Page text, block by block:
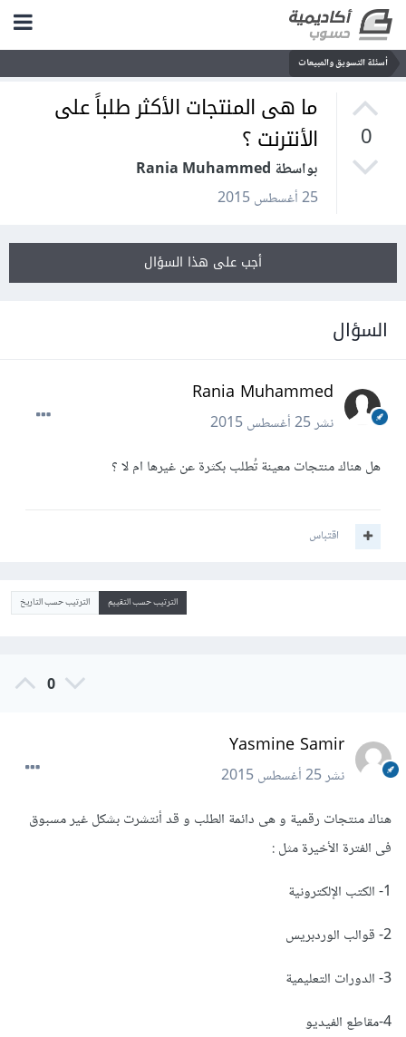
أسئلة التسويق والمبيعات
0
ما هى المنتجات الأكثر طلباً على
الأنترنت ؟
بواسطة Rania Muhammed
25 أغسطس 2015
أجب على هذا السؤال
السؤال
Rania Muhammed
نشر25 أغسطس 2015
هل هناك منتجات معينة تُطلب بكثرة عن غيرها ام لا ؟
اقتباس
الترتيب حسب التقييم الترتيب حسب التاريخ
0
Yasmine Samir
نشر25 أغسطس 2015
هناك منتجات رقمية و هى دائمة الطلب و قد أنتشرت بشكل غير مسبوق
فى الفترة الأخيرة مثل :
1- الكتب الإلكترونية
2- قوالب الوردبريس
3- الدورات التعليمية
4-مقاطع الفيديو